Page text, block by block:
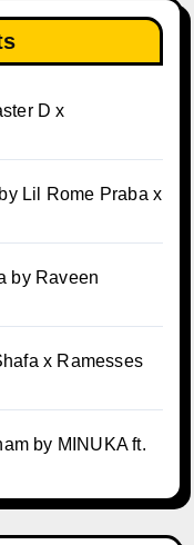
D x
Lil Rome Praba x
Raveen
x Ramesses
by MINUKA ft.